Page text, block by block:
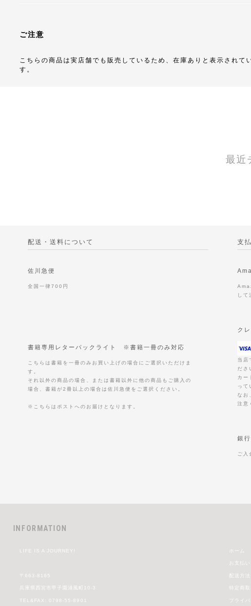
ご注意
こちらの商品は実店舗でも販売しているため、在庫ありと表示されて
す。
最近
配送・送料について
佐川急便
全国一律700円
書籍専用レターパックライト ※書籍一冊のみ対応
こちらは書籍を一冊のみお買い上げの場合にご選択いただけま
す。
それ以外の商品の場合、または書籍以外に他の商品もご購入の
場合、書籍が2冊以上の場合は佐川急便をご選択ください。
※こちらはポストへのお届けとなります。
支
して
ク
当店
ださ
カー
って
なお
注意
銀
ご入
INFORMATION
LIFE IS A JOURNEY!
〒663-8165
兵庫県西宮市甲子園浦風町10-3
TEL&FAX: 0798-55-8901
ホーム
お支払
配送方
特定商
プライ